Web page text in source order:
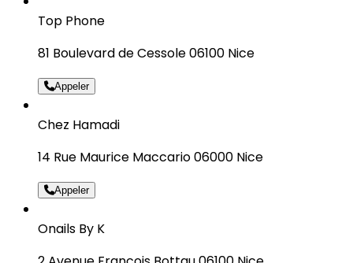
Top Phone
81 Boulevard de Cessole 06100 Nice
Appeler
Chez Hamadi
14 Rue Maurice Maccario 06000 Nice
Appeler
Onails By K